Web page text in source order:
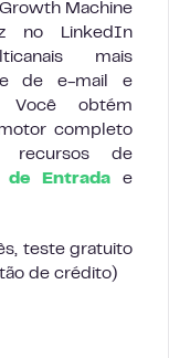
Machine
no LinkedIn
mais
de e-mail e
Você obtém
completo
de
de Entrada e
teste gratuito
de crédito)